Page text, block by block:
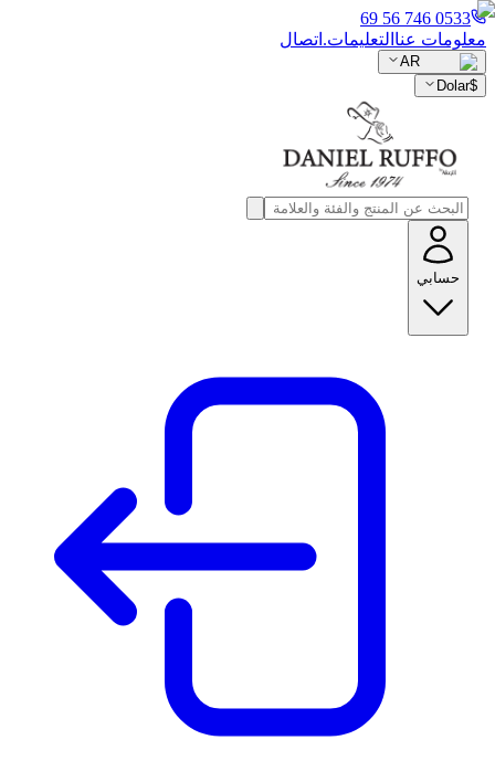
0533 746 56 69
معلومات عنا التعليمات. اتصال
AR
$
Dolar
حسابي